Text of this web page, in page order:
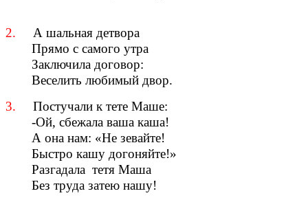
2. А шальная детвора
Прямо с самого утра
Заключила договор:
Веселить любимый двор.
3. Постучали к тете Маше:
-Ой, сбежала ваша каша!
А она нам: «Не зевайте!
Быстро кашу догоняйте!»
Разгадала тетя Маша
Без труда затею нашу!